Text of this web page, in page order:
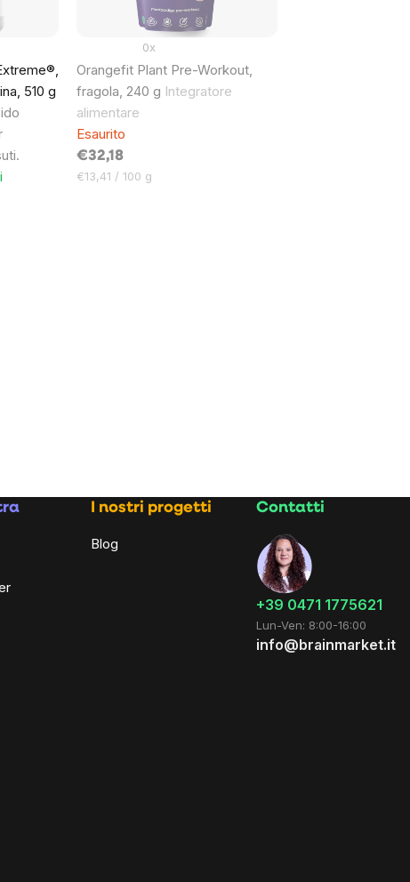
510 g
Orangefit Plant Pre-Workout,
fragola, 240 g Integratore
alimentare
0x
Esaurito
€32,18
Prezzo
€13,41 / 100 g
I nostri progetti
Blog
Contatti
+39 0471 1775621
Lun-Ven: 8:00-16:00
info@brainmarket.it